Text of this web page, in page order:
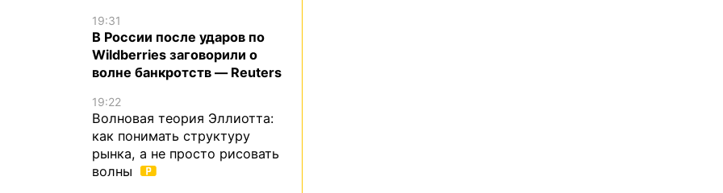
19:31
В России после ударов по
Wildberries заговорили о
волне банкротств — Reuters
19:22
Волновая теория Эллиотта:
как понимать структуру
рынка, а не просто рисовать
волны